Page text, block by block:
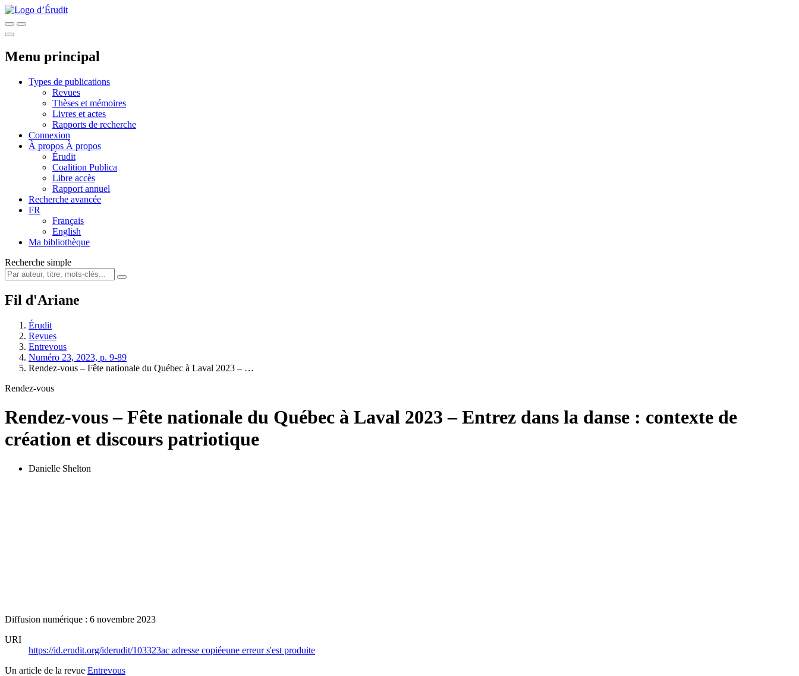
Menu principal
Types de publications
Revues
Thèses et mémoires
Livres et actes
Rapports de recherche
Connexion
À propos À propos
Érudit
Coalition Publica
Libre accès
Rapport annuel
Recherche avancée
FR
Français
English
Ma bibliothèque
Recherche simple
Fil d'Ariane
Érudit
Revues
Entrevous
Numéro 23, 2023, p. 9-89
Rendez-vous – Fête nationale du Québec à Laval 2023 – …
Rendez-vous
Rendez-vous – Fête nationale du Québec à Laval 2023 – Entrez dans la danse : contexte de
création et discours patriotique
Danielle Shelton
Diffusion numérique : 6 novembre 2023
URI
https://id.erudit.org/iderudit/103323ac adresse copiéeune erreur s'est produite
Un article de la revue Entrevous